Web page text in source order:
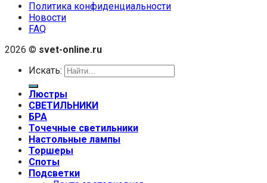
Политика конфиденциальности
Новости
FAQ
2026 © svet-online.ru
Искать:
Люстры
СВЕТИЛЬНИКИ
БРА
Точечные светильники
Настольные лампы
Торшеры
Споты
Подсветки